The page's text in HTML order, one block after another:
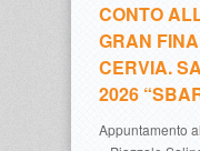
CONTO
GRAN
CERVIA.
2026
Appuntamento